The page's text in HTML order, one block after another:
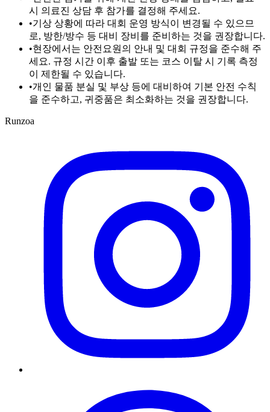
시 의료진 상담 후 참가를 결정해 주세요.
•기상 상황에 따라 대회 운영 방식이 변경될 수 있으므
로, 방한/방수 등 대비 장비를 준비하는 것을 권장합니다.
•현장에서는 안전요원의 안내 및 대회 규정을 준수해 주
세요. 규정 시간 이후 출발 또는 코스 이탈 시 기록 측정
이 제한될 수 있습니다.
•개인 물품 분실 및 부상 등에 대비하여 기본 안전 수칙
을 준수하고, 귀중품은 최소화하는 것을 권장합니다.
Runzoa